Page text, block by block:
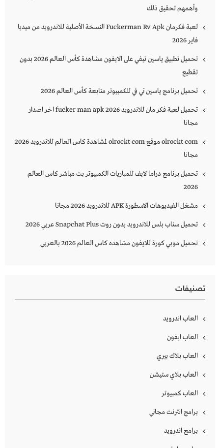
وأهمهم تحقيق ذلك
لعبة فكرمان Fuckerman Rv Apk النسخة الأصلية للاندرويد من ميديا
فاير 2026
تحميل تطبيق ياسين تيفي على الايفون مشاهدة كأس العالم 2026 بدون
تقطيع
تحميل برنامج ياسين تي في للكمبيوتر متابعة كأس العالم 2026
تحميل لعبة فكر مان للاندرويد 2026 fucker man apk اخر اصدار
مجانا
olrockt com موقع olrockt com لمشاهدة كاس العالم للاندرويد 2026
مجانا
تحميل برنامج دراما لايف للمباريات الكمبيوتر بث مباشر كاس العالم
2026
مشغل الفيديوهات الاسطورة APK للاندرويد 2026 مجانا
تحميل سناب بلس للاندرويد بدون روت Snapchat Plus‏ عربي 2026
تحميل موبي كورة للايفون مشاهده كاس العالم 2026 بالعربي
تصنيفات
العاب اندرويد
العاب ايفون
العاب بلاك بيري
العاب بلاي ستيشن
العاب كمبيوتر
برامج انترنت مجاني
برامج اندرويد